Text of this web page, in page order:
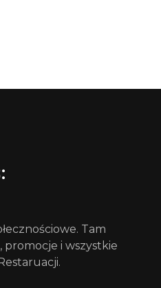
Tam
promocje i wszystkie